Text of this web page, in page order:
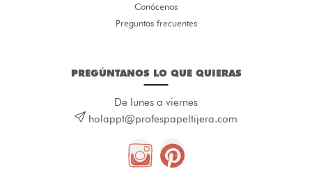
Conócenos
Preguntas frecuentes
PREGÚNTANOS LO QUE QUIERAS
De lunes a viernes
holappt@profespapeltijera.com